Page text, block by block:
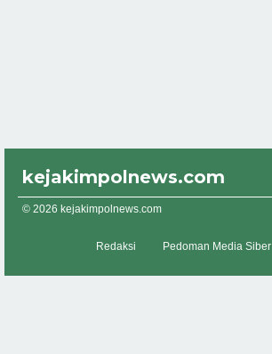
kejakimpolnews.com
© 2026 kejakimpolnews.com
Redaksi Pedoman Media Siber